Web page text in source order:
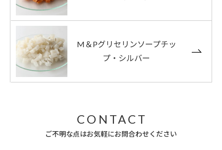
M＆Pグリセリンソープチッ
プ・シルバー
CONTACT
ご不明な点はお気軽にお問合わせください